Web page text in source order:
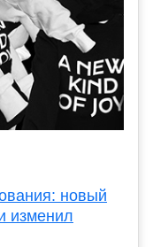
новый
изменил